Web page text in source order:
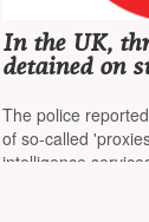
In the UK,
detained on
intelligence
The police
of so-called
intelligence